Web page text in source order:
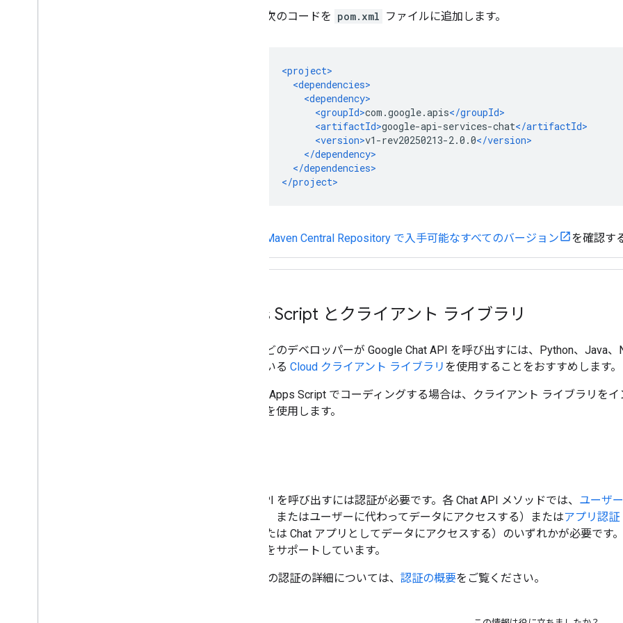
次のコードを pom.xml ファイルに追加します。
Maven Central Repository で入手可能なすべてのバージョン を確認す
Apps Script とクライアント ライブラリ
ほとんどのデベロッパーが Google Chat API を呼び出すには、Python、Java
されている Cloud クライアント ライブラリ を使用することをおすすめします。
Google Apps Script でコーディングする場合は、クライアント ライブラリを
を使用します。
Chat API を呼び出すには認証が必要です。各 Chat API メソッドでは、 ユーザ
行する、またはユーザーに代わってデータにアクセスする）またはアプリ認証
る、または Chat アプリとしてデータにアクセスする）のいずれかが必要で
の両方をサポートしています。
Chat での認証の詳細については、 認証の概要をご覧ください。